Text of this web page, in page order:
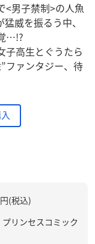
<男子禁制>の人魚
威を振るう中、
…!?
子高生とぐうたら
ファンタジー、待
(税込)
プリンセスコミック